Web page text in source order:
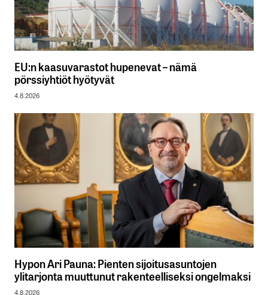
EU:n kaasuvarastot hupenevat – nämä
pörssiyhtiöt hyötyvät
4.8.2026
Hypon Ari Pauna: Pienten sijoitusasuntojen
ylitarjonta muuttunut rakenteelliseksi ongelmaksi
4.8.2026